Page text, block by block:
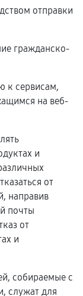
отправки
гражданско-
к сервисам,
на веб-
и
от
направив
почты
от
и
собираемые с
служат для